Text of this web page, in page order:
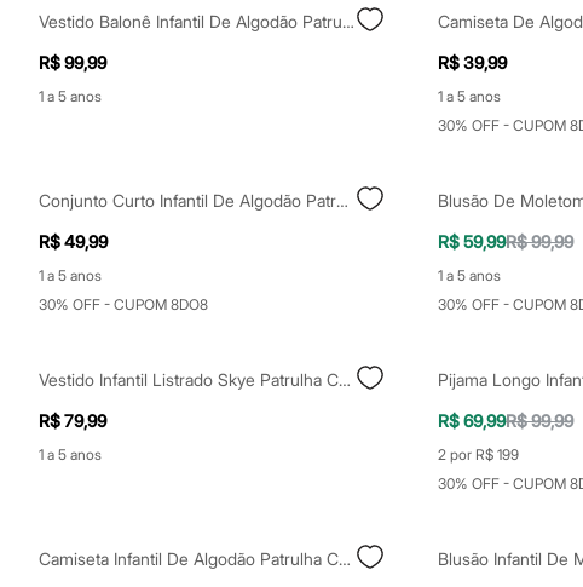
Blusas e Camisetas
Calças
Casacos e Jaquetas
Moda esportiva
Em alta
Dia dos Pais
Inverno
Novidades
Roupas
Bermudas
Casacos e Jaquetas
Polos
Acessórios
Óculos
Vestido Balonê Infantil De Algodão Patrulha Canina Rosa
R$ 99,99
1 a 5 anos
R$ 39,99
1 a 5 anos
30% OFF - CUPOM
Conjunto Curto Infantil De Algodão Patrulha Canina Bege
R$ 49,99
1 a 5 anos
30% OFF - CUPOM 8DO8
R$ 59,99R$ 99,99
1 a 5 anos
30% OFF - CUPOM
Vestido Infantil Listrado Skye Patrulha Canina Off White
R$ 79,99
1 a 5 anos
R$ 69,99R$ 99,99
2 por R$ 199
30% OFF - CUPOM
Camiseta Infantil De Algodão Patrulha Canina Azul